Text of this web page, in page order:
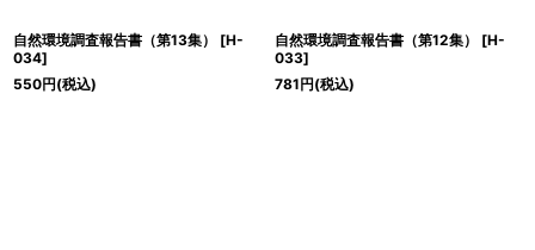
自然環境調査報告書（第13集） [H-
034]
550円(税込)
自然環境調査報告書（第12集） [H-
033]
781円(税込)